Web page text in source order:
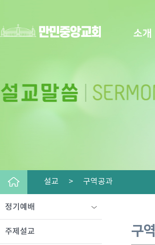
소개
설교 > 구역공과
구
정기예배
주제설교